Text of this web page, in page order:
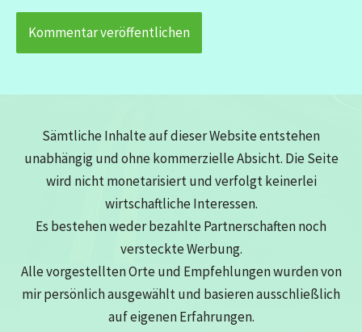
Sämtliche Inhalte auf dieser Website entstehen
unabhängig und ohne kommerzielle Absicht. Die Seite
wird nicht monetarisiert und verfolgt keinerlei
wirtschaftliche Interessen.
Es bestehen weder bezahlte Partnerschaften noch
versteckte Werbung.
Alle vorgestellten Orte und Empfehlungen wurden von
mir persönlich ausgewählt und basieren ausschließlich
auf eigenen Erfahrungen.